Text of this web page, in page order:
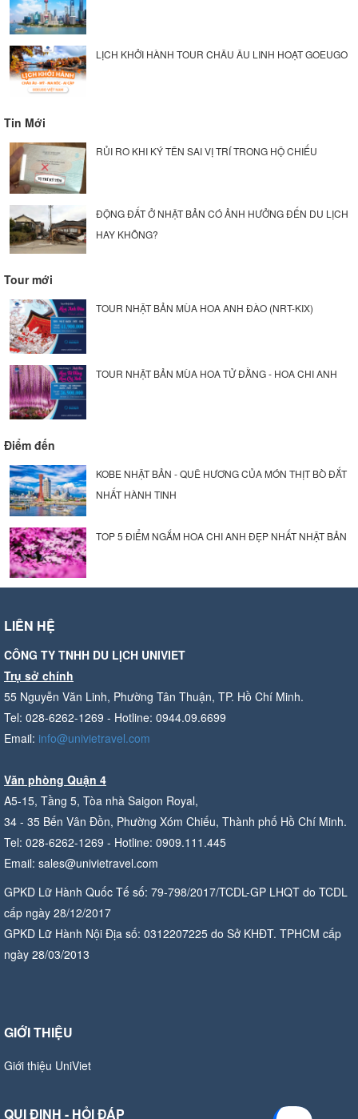
LỊCH KHỞI HÀNH TOUR CHÂU ÂU LINH HOẠT GOEUGO
Tin Mới
RỦI RO KHI KÝ TÊN SAI VỊ TRÍ TRONG HỘ CHIẾU
ĐỘNG ĐẤT Ở NHẬT BẢN CÓ ẢNH HƯỞNG ĐẾN DU LỊCH
HAY KHÔNG?
Tour mới
TOUR NHẬT BẢN MÙA HOA ANH ĐÀO (NRT-KIX)
TOUR NHẬT BẢN MÙA HOA TỬ ĐẰNG - HOA CHI ANH
Điểm đến
KOBE NHẬT BẢN - QUÊ HƯƠNG CỦA MÓN THỊT BÒ ĐẮT
NHẤT HÀNH TINH
TOP 5 ĐIỂM NGẮM HOA CHI ANH ĐẸP NHẤT NHẬT BẢN
LIÊN HỆ
CÔNG TY TNHH DU LỊCH UNIVIET
Trụ sở chính
55 Nguyễn Văn Linh, Phường Tân Thuận, TP. Hồ Chí Minh.
Tel: 028-6262-1269 - Hotline: 0944.09.6699
Email: info@univietravel.com
Văn phòng Quận 4
A5-15, Tầng 5, Tòa nhà Saigon Royal,
34 - 35 Bến Vân Đồn, Phường Xóm Chiếu, Thành phố Hồ Chí Minh.
Tel: 028-6262-1269 - Hotline: 0909.111.445
Email: sales@univietravel.com
GPKD Lữ Hành Quốc Tế số: 79-798/2017/TCDL-GP LHQT do TCDL
cấp ngày 28/12/2017
GPKD Lữ Hành Nội Địa số: 0312207225 do Sở KHĐT. TPHCM cấp
ngày 28/03/2013
GIỚI THIỆU
Giới thiệu UniViet
QUI ĐỊNH - HỎI ĐÁP